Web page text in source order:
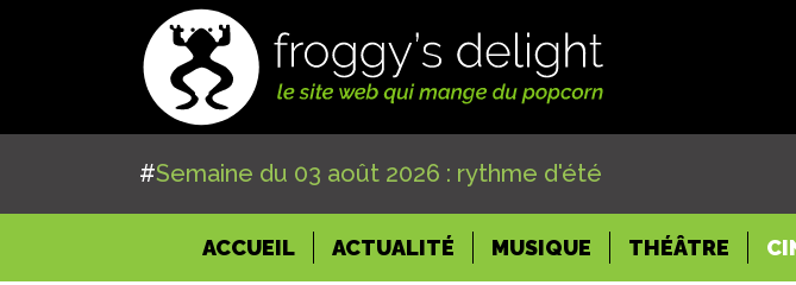
#Semaine du 03 août 2026 : rythme d'été
ACCUEIL(CURRENT)
ACTUALITÉ MUSIQUE THÉÂTRE